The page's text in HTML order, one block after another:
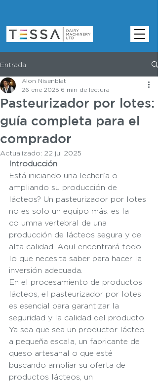
Entrada
Pasteurizador por lotes:
guía completa para el
comprador
Alon Nisenblat
26 ene 2025 6 min de lectura
Actualizado: 22 jul 2025
Introducción
Está iniciando una lechería o
ampliando su producción de
lácteos? Un pasteurizador por lotes
no es solo un equipo más: es la
columna vertebral de una
producción de lácteos segura y de
alta calidad. Aquí encontrará todo
lo que necesita saber para hacer la
inversión adecuada.
En el procesamiento de productos
lácteos, el pasteurizador por lotes
es esencial para garantizar la
seguridad y la calidad del producto.
Ya sea que sea un productor lácteo
a pequeña escala, un fabricante de
queso artesanal o que esté
buscando ampliar su oferta de
productos lácteos, un